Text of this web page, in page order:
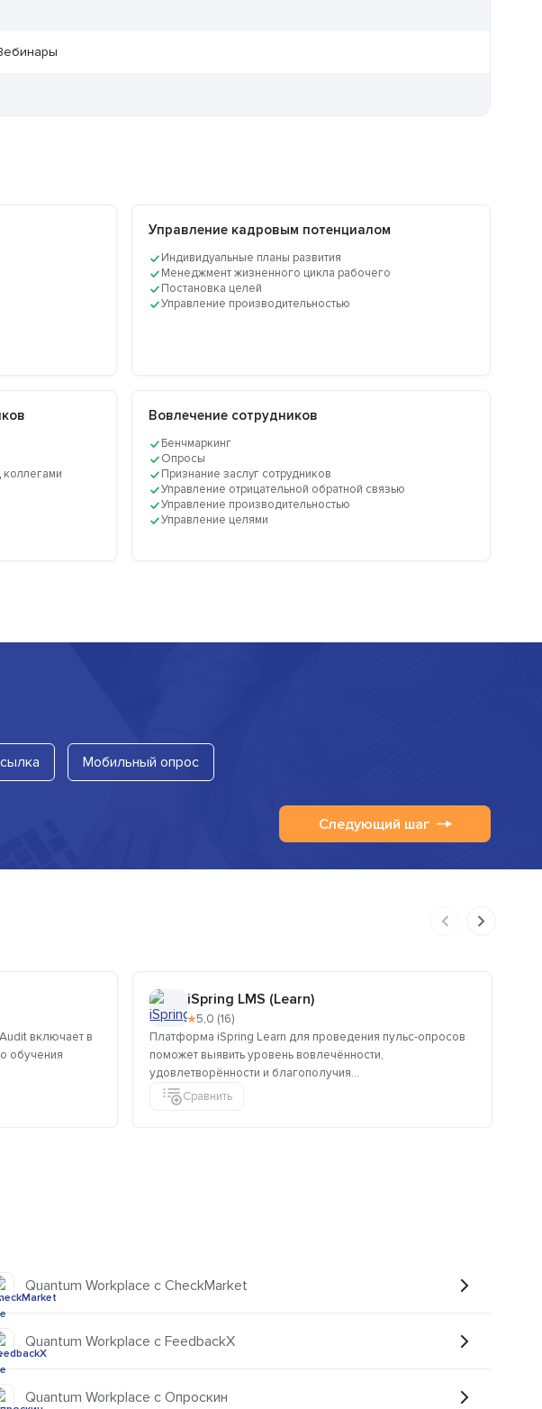
Управление кадровым потенциалом
Индивидуальные планы развития
Менеджмент жизненного цикла рабочего
Постановка целей
Управление производительностью
коллегами
Вовлечение сотрудников
Бенчмаркинг
Опросы
Признание заслуг сотрудников
Управление отрицательной обратной связью
Управление производительностью
Управление целями
Мобильный опрос
Следующий шаг
включает в
обучения
iSpring LMS (Learn)
★5,0 (16)
Платформа iSpring Learn для проведения пульс-опросов
поможет выявить уровень вовлечённости,
удовлетворённости и благополучия...
Сравнить
Quantum Workplace с CheckMarket
Quantum Workplace с FeedbackX
Quantum Workplace с Опроскин